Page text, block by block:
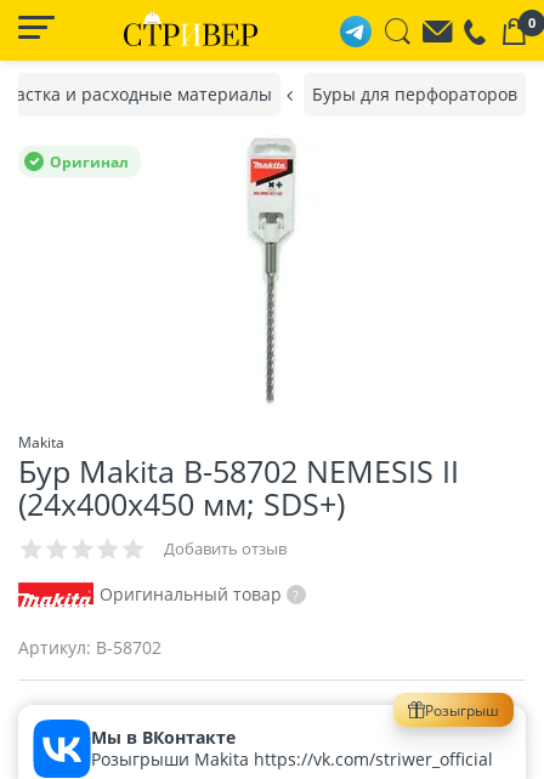
0
и расходные материалы Буры для перфораторов
Оригинал
Makita
Бур Makita B-58702 NEMESIS II
(24х400х450 мм; SDS+)
Добавить отзыв
Оригинальный товар
Артикул: B-58702
Розыгрыш
Мы в ВКонтакте
Розыгрыши Makita https://vk.com/striwer_official